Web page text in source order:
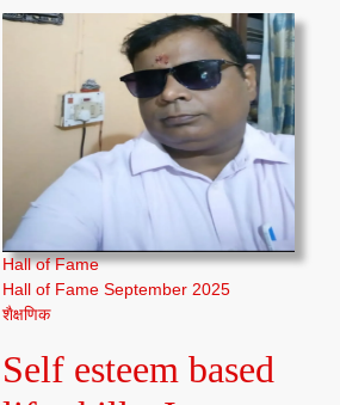
अमृता
कुमारी
Hall of Fame
Hall of Fame September 2025
शैक्षणिक
Self esteem based